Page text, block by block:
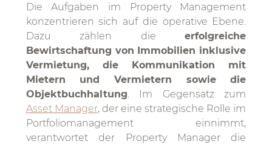
Die Aufgaben im Property Management
konzentrieren sich auf die operative Ebene.
Dazu zählen dieerfolgreiche
Bewirtschaftung von Immobilien inklusive
Vermietung, die Kommunikation mit
Mietern und Vermietern sowie die
Objektbuchhaltung. Im Gegensatz zum
Asset Manager, der eine strategische Rolle im
Portfoliomanagement einnimmt,
verantwortet der Property Manager die